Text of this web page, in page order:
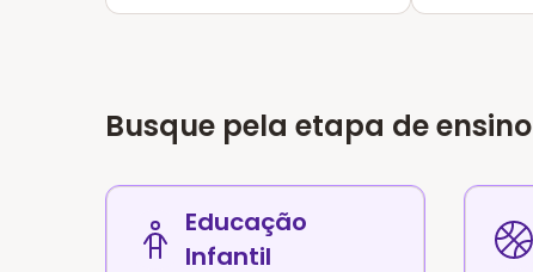
Busque pela etapa de ensino
Educação
Infantil